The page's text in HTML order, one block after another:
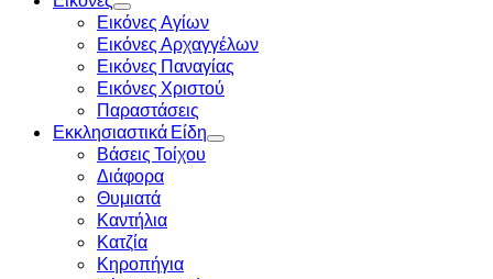
Εικόνες Αγίων
Εικόνες Αρχαγγέλων
Εικόνες Παναγίας
Εικόνες Χριστού
Παραστάσεις
Εκκλησιαστικά Είδη
Βάσεις Τοίχου
Διάφορα
Θυμιατά
Καντήλια
Κατζία
Κηροπήγια